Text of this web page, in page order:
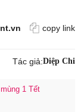
copy link
Tác giả:Diệp Chi
1 Tết